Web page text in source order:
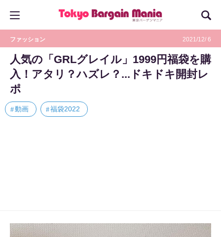
ファッション 2021/12/ 6
人気の「GRLグレイル」1999円福袋を購
入！アタリ？ハズレ？...ドキドキ開封レ
ポ
動画 福袋2022